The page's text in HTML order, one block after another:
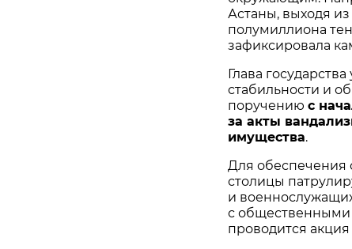
Астаны, выходя
полумиллиона
зафиксировала
Глава
стабильности и
поручению с
за акты
имущества.
Для обеспечения
столицы
и
с общественными
проводится акция